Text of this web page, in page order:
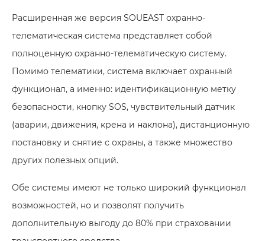
Расширенная же версия SOUEAST охранно-
телематическая система представляет собой
полноценную охранно-телематическую систему.
Помимо телематики, система включает охранный
функционал, а именно: идентификационную метку
безопасности, кнопку SOS, чувствительный датчик
(аварии, движения, крена и наклона), дистанционную
постановку и снятие с охраны, а также множество
других полезных опций.
Обе системы имеют не только широкий функционал
возможностей, но и позволят получить
дополнительную выгоду до 80% при страховании